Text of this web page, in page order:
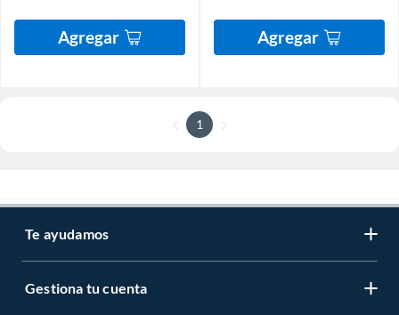
Agregar Agregar
1
Te ayudamos
Gestiona tu cuenta